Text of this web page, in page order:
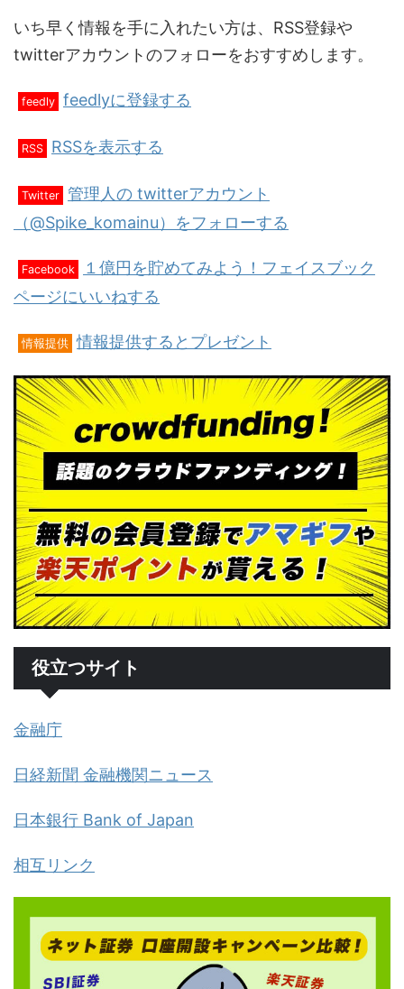
いち早く情報を手に入れたい方は、RSS登録や
twitterアカウントのフォローをおすすめします。
feedly feedlyに登録する
RSS RSSを表示する
Twitter 管理人の twitterアカウント
（@Spike_komainu）をフォローする
Facebook
１億円を貯めてみよう！フェイスブック
ページにいいねする
情報提供 情報提供するとプレゼント
役立つサイト
金融庁
日経新聞 金融機関ニュース
日本銀行 Bank of Japan
相互リンク